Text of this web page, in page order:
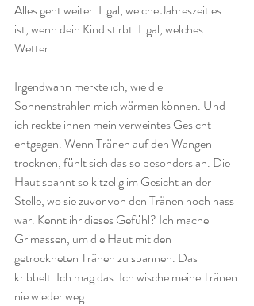
Alles geht weiter. Egal, welche Jahreszeit es
ist, wenn dein Kind stirbt. Egal, welches
Wetter.
Irgendwann merkte ich, wie die
Sonnenstrahlen mich wärmen können. Und
ich reckte ihnen mein verweintes Gesicht
entgegen. Wenn Tränen auf den Wangen
trocknen, fühlt sich das so besonders an. Die
Haut spannt so kitzelig im Gesicht an der
Stelle, wo sie zuvor von den Tränen noch nass
war. Kennt ihr dieses Gefühl? Ich mache
Grimassen, um die Haut mit den
getrockneten Tränen zu spannen. Das
kribbelt. Ich mag das. Ich wische meine Tränen
nie wieder weg.